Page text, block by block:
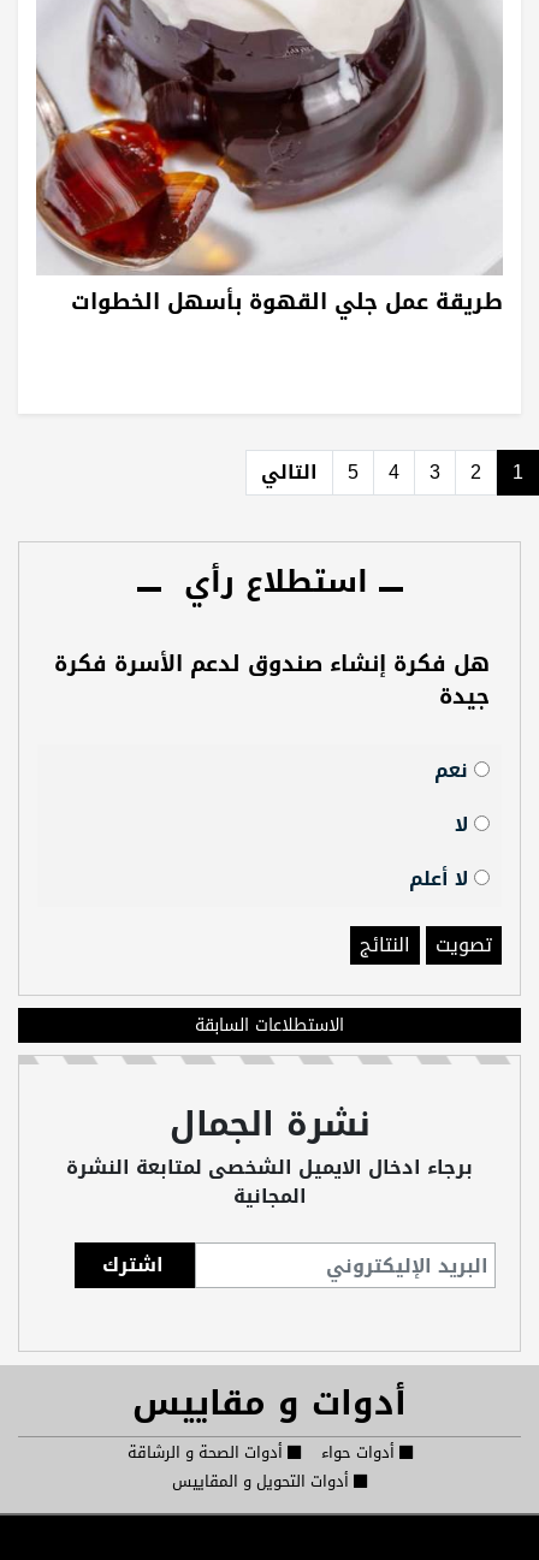
طريقة عمل جلي القهوة بأسهل الخطوات
1
2
3
4
5 التالي
استطلاع رأي
هل فكرة إنشاء صندوق لدعم الأسرة فكرة
جيدة
نعم
لا
لا أعلم
تصويت
النتائج
الاستطلاعات السابقة
نشرة الجمال
برجاء ادخال الايميل الشخصى لمتابعة النشرة
المجانية
أدوات و مقاييس
أدوات حواء
أدوات الصحة و الرشاقة
أدوات التحويل و المقاييس